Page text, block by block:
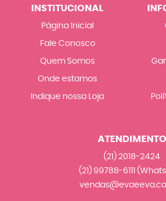
INSTITUCIONAL
Página Inicial
Fale Conosco
Quem Somos
Onde estamos
Indique nossa Loja
ATENDIMENTO
(21) 2018-2424
(21) 99788-6111